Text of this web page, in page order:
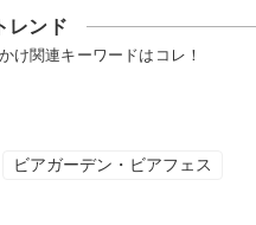
レンド
け関連キーワードはコレ！
ビアガーデン・ビアフェス